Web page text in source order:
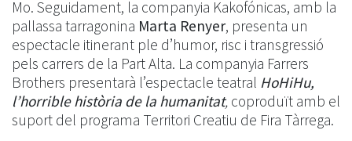
Mo. Seguidament, la companyia Kakofónicas, amb la
pallassa tarragonina Marta Renyer, presenta un
espectacle itinerant ple d’humor, risc i transgressió
pels carrers de la Part Alta. La companyia Farrers
Brothers presentarà l’espectacle teatral HoHiHu,
l’horrible història de la humanitat, coproduït amb el
suport del programa Territori Creatiu de Fira Tàrrega.